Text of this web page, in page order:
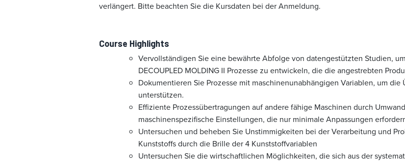
verlängert. Bitte beachten Sie die Kursdaten bei der Anmeldung.
Course Highlights
Vervollständigen Sie eine bewährte Abfolge von datengestützten Studien,
DECOUPLED MOLDING II Prozesse zu entwickeln, die die angestrebten
Dokumentieren Sie Prozesse mit maschinenunabhängigen Variablen, um
unterstützen.
Effiziente Prozessübertragungen auf andere fähige Maschinen durch
maschinenspezifische Einstellungen, die nur minimale Anpassungen
Untersuchen und beheben Sie Unstimmigkeiten bei der Verarbeitung und
Kunststoffs durch die Brille der 4 Kunststoffvariablen
Untersuchen Sie die wirtschaftlichen Möglichkeiten, die sich aus der